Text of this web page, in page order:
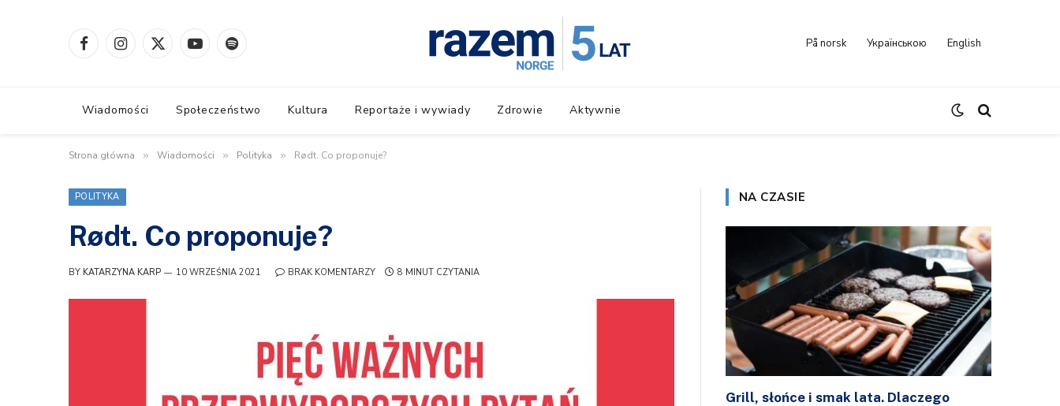
FacebookInstagram
X
YouTubeSpotify På norsk Українською English
Wiadomości Społeczeństwo Kultura Reportaże i wywiady Zdrowie Aktywnie
Strona główna » Wiadomości » Polityka » Rødt. Co proponuje?
POLITYKA
Rødt. Co proponuje?
BY KATARZYNA KARP 10 WRZEŚNIA 2021 BRAK KOMENTARZY 8 MINUT CZYTANIA
NA CZASIE
Grill, słońce i smak lata. Dlaczego